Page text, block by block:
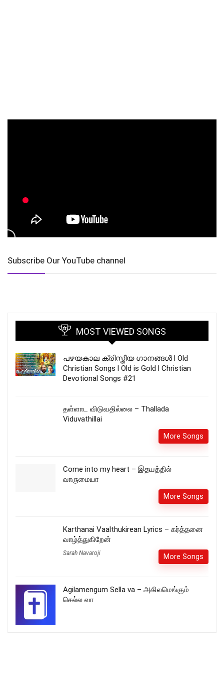
Subscribe Our YouTube channel
MOST VIEWED SONGS
പഴയകാല ക്രിസ്തീയ ഗാനങ്ങൾ l Old
Christian Songs l Old is Gold l Christian
Devotional Songs #21
தள்ளாட விடுவதில்லை – Thallada
Viduvathillai
More Songs
Come into my heart – இதயத்தில்
வாருமையா
More Songs
Karthanai Vaalthukirean Lyrics – கர்த்தனை
வாழ்த்துகிறேன்
Sarah Navaroji More Songs
Agilamengum Sella va – அகிலமெங்கும்
செல்ல வா